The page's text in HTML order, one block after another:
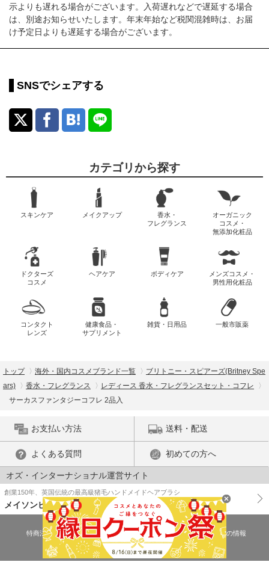
示よりも遅れる場合がございます。入荷遅れなどで遅延する場合
は、別途お知らせいたします。年末年始など税関混雑時は、お届
け予定日よりも遅延する場合がございます。
SNSでシェアする
カテゴリから探す
スキンケア メイクアップ
香水・
フレグランス
オーガニック
コスメ・
無添加化粧品
ドクターズ
コスメ
ヘアケア ボディケア
メンズコスメ・
男性用化粧品
コンタクト
レンズ
健康食品・
サプリメント
雑貨・日用品 一般市販薬
トップ 海外・国内コスメブランド一覧
ブリトニー・スピアーズ(Britney Spe
ars)
香水・フレグランス
レディース 香水・フレグランスセット・コフレ
サーカスファンタジーコフレ 2品入
お支払い方法 送料・配送
よくある質問 初めての方へ
オズ・インターナショナル運営サイト
創業150年、英国伝統の最高級猪毛ハンドメイドヘアブラシ
メイソンピアソン
特商法に基づく表示 プライバシーポリシー
医薬品販売許可証の情報
ご利用規約
PC版で表示